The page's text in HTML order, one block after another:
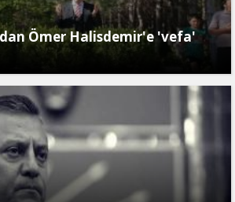
Ömer Halisdemir'e 'vefa'